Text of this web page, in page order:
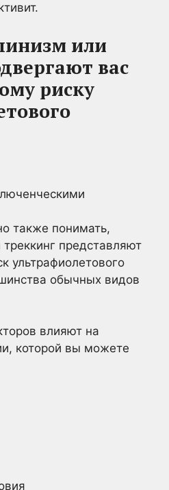
или
вас
риску
также понимать,
представляют
ультрафиолетового
обычных видов
влияют на
которой вы можете